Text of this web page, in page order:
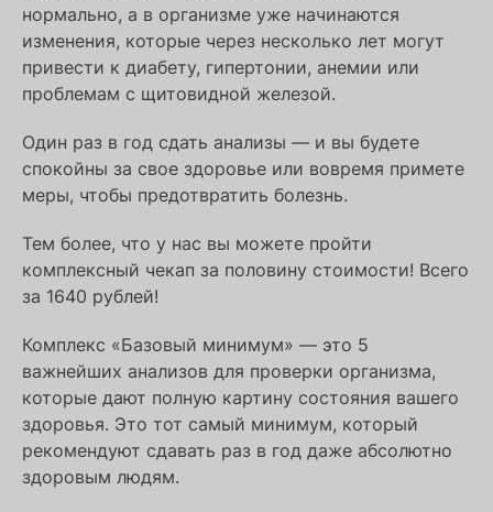
нормально, а в организме уже начинаются
изменения, которые через несколько лет могут
привести к диабету, гипертонии, анемии или
проблемам с щитовидной железой.
Один раз в год сдать анализы — и вы будете
спокойны за свое здоровье или вовремя примете
меры, чтобы предотвратить болезнь.
Тем более, что у нас вы можете пройти
комплексный чекап за половину стоимости! Всего
за 1640 рублей!
Комплекс «Базовый минимум» — это 5
важнейших анализов для проверки организма,
которые дают полную картину состояния вашего
здоровья. Это тот самый минимум, который
рекомендуют сдавать раз в год даже абсолютно
здоровым людям.